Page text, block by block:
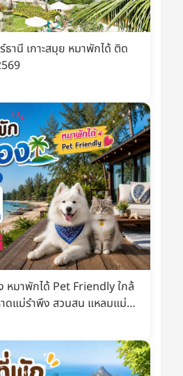
านี เกาะสมุย หมาพักได้ ติด
หมาพักได้ Pet Friendly ใกล้
าดแม่รำพึง สวนสน แหลมแม่